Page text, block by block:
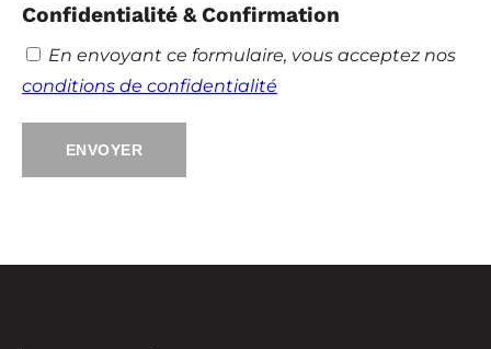
Confidentialité & Confirmation
En envoyant ce formulaire, vous acceptez nos
conditions de confidentialité